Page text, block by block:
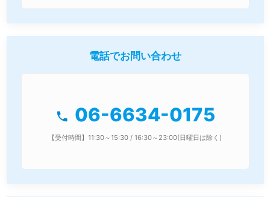
電話でお問い合わせ
phone 06-6634-0175
【受付時間】11:30～15:30 / 16:30～23:00(日曜日は除く)